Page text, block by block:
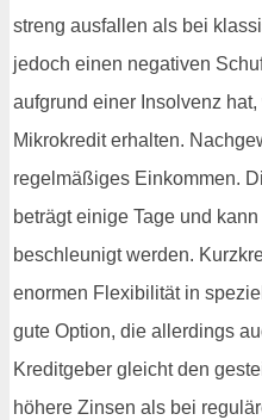
streng ausfallen als bei
jedoch einen negativen
aufgrund einer Insolvenz
Mikrokredit erhalten.
regelmäßiges Einkommen.
beträgt einige Tage und
beschleunigt werden.
enormen Flexibilität in
gute Option, die allerdings
Kreditgeber gleicht den
höhere Zinsen als bei